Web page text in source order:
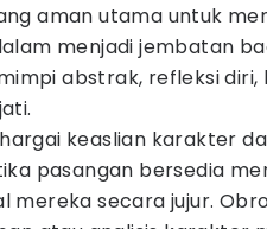
aman utama untuk
menjadi jembatan
abstrak, refleksi diri,
keaslian karakter
pasangan bersedia
mereka secara jujur.